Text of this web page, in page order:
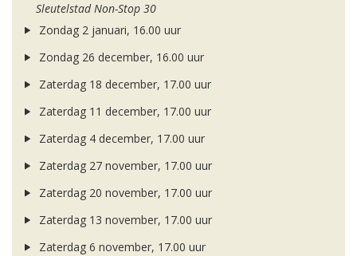
Sleutelstad Non-Stop 30
Zondag 2 januari, 16.00 uur
Zondag 26 december, 16.00 uur
Zaterdag 18 december, 17.00 uur
Zaterdag 11 december, 17.00 uur
Zaterdag 4 december, 17.00 uur
Zaterdag 27 november, 17.00 uur
Zaterdag 20 november, 17.00 uur
Zaterdag 13 november, 17.00 uur
Zaterdag 6 november, 17.00 uur